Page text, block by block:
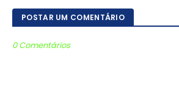
POSTAR UM COMENTÁRIO
0 Comentários